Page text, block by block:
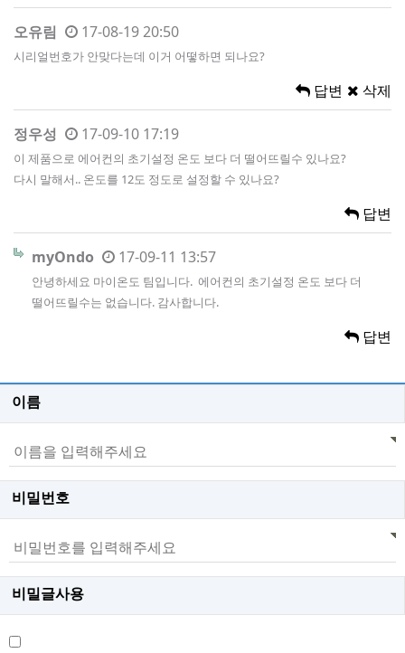
오유림 17-08-19 20:50
시리얼번호가 안맞다는데 이거 어떻하면 되나요?
답변 삭제
정우성 17-09-10 17:19
이 제품으로 에어컨의 초기설정 온도 보다 더 떨어뜨릴수 있나요?
다시 말해서.. 온도를 12도 정도로 설정할 수 있나요?
답변
myOndo 17-09-11 13:57
안녕하세요 마이온도 팀입니다. 에어컨의 초기설정 온도 보다 더
떨어뜨릴수는 없습니다. 감사합니다.
답변
이름
비밀번호
비밀글사용